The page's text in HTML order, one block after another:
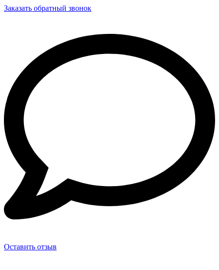
Заказать обратный звонок
Оставить отзыв